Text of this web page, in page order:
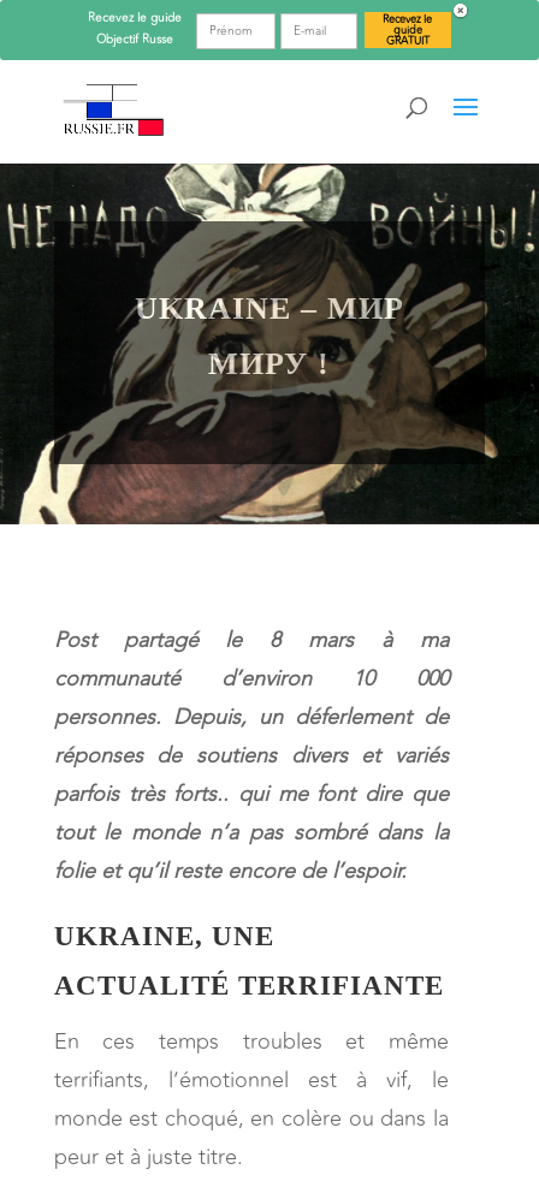
UKRAINE – MИР
МИРУ !
Post partagé le 8 mars à ma
communauté d’environ 10 000
personnes. Depuis, un déferlement de
réponses de soutiens divers et variés
parfois très forts.. qui me font dire que
tout le monde n’a pas sombré dans la
folie et qu’il reste encore de l’espoir.
UKRAINE, UNE
ACTUALITÉ TERRIFIANTE
En ces temps troubles et même
terrifiants, l’émotionnel est à vif, le
monde est choqué, en colère ou dans la
peur et à juste titre.
Recevez le guide
ObjectifRusse
Recevez le
guide
GRATUIT